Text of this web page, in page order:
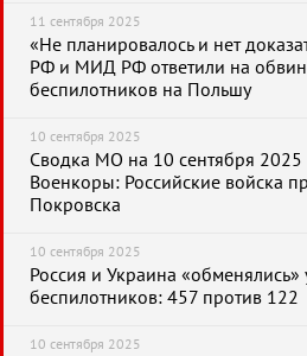
11 сентября 2025
«Не планировалось и нет
РФ и МИД РФ ответили на
беспилотников на Польшу
10 сентября 2025
Сводка МО на 10 сентября 2025
Военкоры: Российские войска
Покровска
10 сентября 2025
Россия и Украина «обменялись»
беспилотников: 457 против 122
10 сентября 2025